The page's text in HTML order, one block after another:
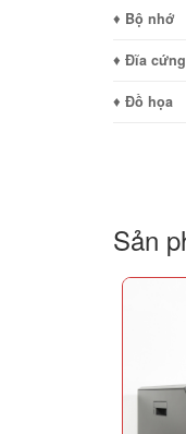
♦ Bộ nhớ
♦ Đĩa cứng
♦ Đồ họa
Sản